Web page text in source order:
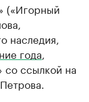
(«Игорный
наследия,
года,
со ссылкой на